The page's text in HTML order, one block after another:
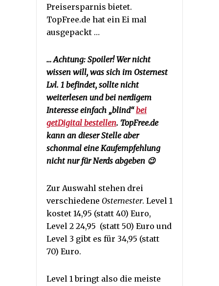
Preisersparnis bietet.
TopFree.de hat ein Ei mal
ausgepackt …
… Achtung: Spoiler! Wer nicht
wissen will, was sich im Osternest
Lvl. 1 befindet, sollte nicht
weiterlesen und bei nerdigem
Interesse einfach „blind“bei
getDigital bestellen. TopFree.de
kann an dieser Stelle aber
schonmal eine Kaufempfehlung
nicht nur für Nerds abgeben 😉
Zur Auswahl stehen drei
verschiedene Osternester. Level 1
kostet 14,95 (statt 40) Euro,
Level 2 24,95 (statt 50) Euro und
Level 3 gibt es für 34,95 (statt
70) Euro.
Level 1 bringt also die meiste